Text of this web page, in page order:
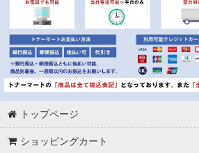
トップページ
ショッピングカート